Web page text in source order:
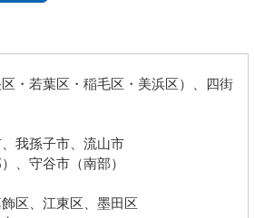
・若葉区・稲毛区・美浜区）、四街
我孫子市、流山市
、守谷市（南部）
区、江東区、墨田区